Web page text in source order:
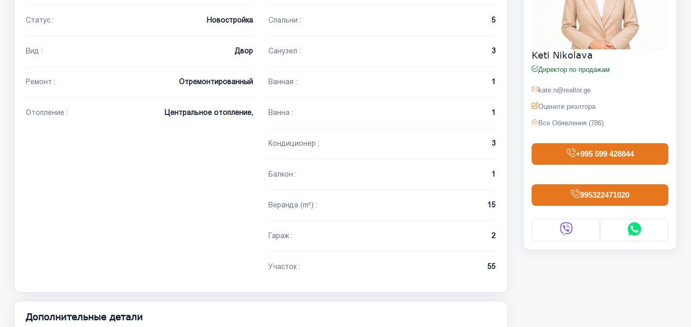
Статус : Новостройка
Вид : Двор
Ремонт : Отремонтированный
Отопление : Центральное отопление,
Спальни : 5
Санузел : 3
Ванная : 1
Ванна : 1
Кондиционер : 3
Балкон : 1
Веранда (m²) : 15
Гараж : 2
Участок : 55
Дополнительные детали
Keti Nikolava
Директор по продажам
kate.n@realtor.ge
Оцените риэлтора
Все Обявления (786)
+995 599 428844
995322471020